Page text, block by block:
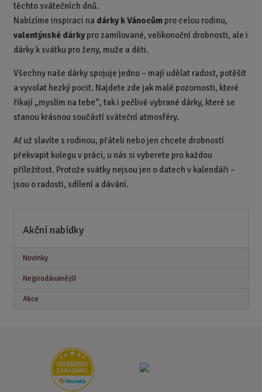
těchto svátečních dnů.
Nabízíme inspiraci na dárky k Vánocůmpro celou rodinu,
valentýnské dárkypro zamilované, velikonoční drobnosti, ale i
dárky k svátku pro ženy, muže a děti.
Všechny naše dárky spojuje jedno – mají udělat radost, potěšit
a vyvolat hezký pocit. Najdete zde jak malé pozornosti, které
říkají „myslím na tebe“, tak i pečlivě vybrané dárky, které se
stanou krásnou součástí sváteční atmosféry.
Ať už slavíte s rodinou, přáteli nebo jen chcete drobností
překvapit kolegu v práci, u nás si vyberete pro každou
příležitost. Protože svátky nejsou jen o datech v kalendáři –
jsou o radosti, sdílení a dávání.
Akční nabídky
Novinky
Nejprodávanější
Akce